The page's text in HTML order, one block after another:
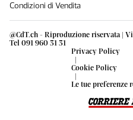
@CdT.ch - Riproduzione riservata |
Tel 091 960 31 31
Privacy Policy
|
Cookie Policy
|
Le tue preferenze
Condizioni di Vendita